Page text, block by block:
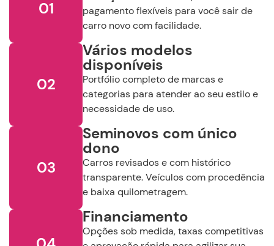
fabricação
Selecione o Ano
Ano demodelo
Valor
R$
Selecione a Loja:
Selecione a Localidade
Remover Filtros
01
pagamento flexíveis para você sair de
carro novo com facilidade.
02
Vários modelos
disponíveis
Portfólio completo de marcas e
categorias para atender ao seu estilo e
necessidade de uso.
03
Seminovos com único
dono
Carros revisados e com histórico
transparente. Veículos com procedência
e baixa quilometragem.
Financiamento
Opções sob medida, taxas competitivas
Continuar